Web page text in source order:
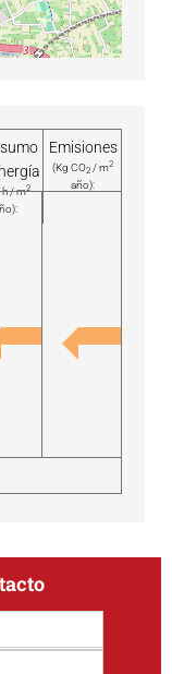
h / m2
Emisiones
(Kg CO2 / m2
año):